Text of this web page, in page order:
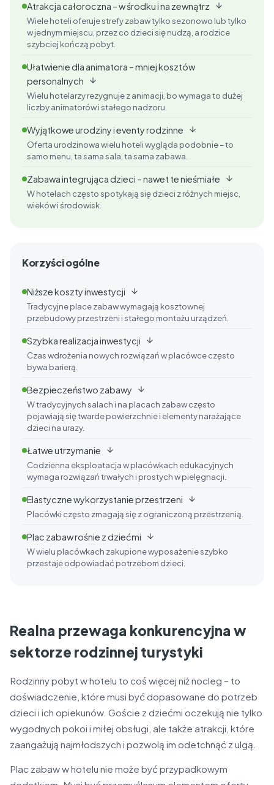
Atrakcja całoroczna – w środku i na zewnątrz
Wiele hoteli oferuje strefy zabaw tylko sezonowo lub tylko
w jednym miejscu, przez co dzieci się nudzą, a rodzice
szybciej kończą pobyt.
Ułatwienie dla animatora – mniej kosztów
personalnych
Wielu hotelarzy rezygnuje z animacji, bo wymaga to dużej
liczby animatorów i stałego nadzoru.
Wyjątkowe urodziny i eventy rodzinne
Oferta urodzinowa wielu hoteli wygląda podobnie – to
samo menu, ta sama sala, ta sama zabawa.
Zabawa integrująca dzieci – nawet te nieśmiałe
W hotelach często spotykają się dzieci z różnych miejsc,
wieków i środowisk.
Korzyści ogólne
Niższe koszty inwestycji
Tradycyjne place zabaw wymagają kosztownej
przebudowy przestrzeni i stałego montażu urządzeń.
Szybka realizacja inwestycji
Czas wdrożenia nowych rozwiązań w placówce często
bywa barierą.
Bezpieczeństwo zabawy
W tradycyjnych salach i na placach zabaw często
pojawiają się twarde powierzchnie i elementy narażające
dzieci na urazy.
Łatwe utrzymanie
Codzienna eksploatacja w placówkach edukacyjnych
wymaga rozwiązań trwałych i prostych w pielęgnacji.
Elastyczne wykorzystanie przestrzeni
Placówki często zmagają się z ograniczoną przestrzenią.
Plac zabaw rośnie z dziećmi
W wielu placówkach zakupione wyposażenie szybko
przestaje odpowiadać potrzebom dzieci.
Realna przewaga konkurencyjna w
sektorze rodzinnej turystyki
Rodzinny pobyt w hotelu to coś więcej niż nocleg – to
doświadczenie, które musi być dopasowane do potrzeb
dzieci i ich opiekunów. Goście z dziećmi oczekują nie tylko
wygodnych pokoi i miłej obsługi, ale także atrakcji, które
zaangażują najmłodszych i pozwolą im odetchnąć z ulgą.
Plac zabaw w hotelu nie może być przypadkowym